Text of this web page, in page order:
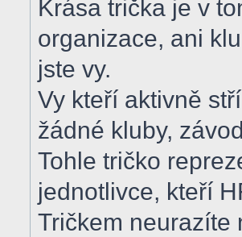
Krása trička je v
organizace, ani
jste vy.
Vy kteří aktivně
žádné kluby,
Tohle tričko
jednotlivce, kteří
Tričkem neurazíte